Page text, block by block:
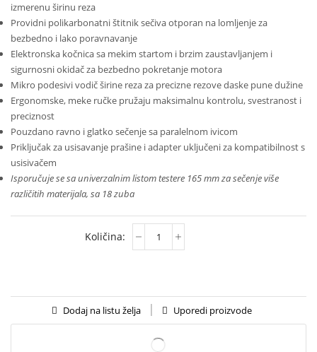
izmerenu širinu reza
Providni polikarbonatni štitnik sečiva otporan na lomljenje za
bezbedno i lako poravnavanje
Elektronska kočnica sa mekim startom i brzim zaustavljanjem i
sigurnosni okidač za bezbedno pokretanje motora
Mikro podesivi vodič širine reza za precizne rezove daske pune dužine
Ergonomske, meke ručke pružaju maksimalnu kontrolu, svestranost i
preciznost
Pouzdano ravno i glatko sečenje sa paralelnom ivicom
Priključak za usisavanje prašine i adapter uključeni za kompatibilnost s
usisivačem
Isporučuje se sa univerzalnim listom testere 165 mm za sečenje više
različitih materijala, sa 18 zuba
Dodaj na listu želja Uporedi proizvode